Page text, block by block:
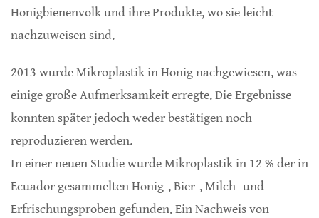
Honigbienenvolk und ihre Produkte, wo sie leicht
nachzuweisen sind.
2013 wurde Mikroplastik in Honig nachgewiesen, was
einige große Aufmerksamkeit erregte. Die Ergebnisse
konnten später jedoch weder bestätigen noch
reproduzieren werden.
In einer neuen Studie wurde Mikroplastik in 12 % der in
Ecuador gesammelten Honig-, Bier-, Milch- und
Erfrischungsproben gefunden. Ein Nachweis von